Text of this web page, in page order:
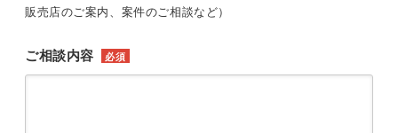
販売店のご案内、案件のご相談など）
ご相談内容 必須